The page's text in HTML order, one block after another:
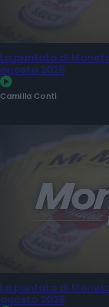
La puntata di
agosto 2026
Camilla Conti
La puntata di
agosto 2026